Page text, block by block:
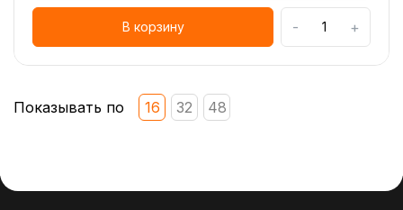
В корзину - +
Показывать по 16 32 48